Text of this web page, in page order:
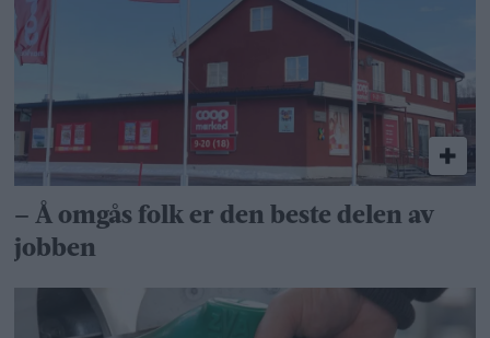
– Å omgås folk er den beste delen av
jobben